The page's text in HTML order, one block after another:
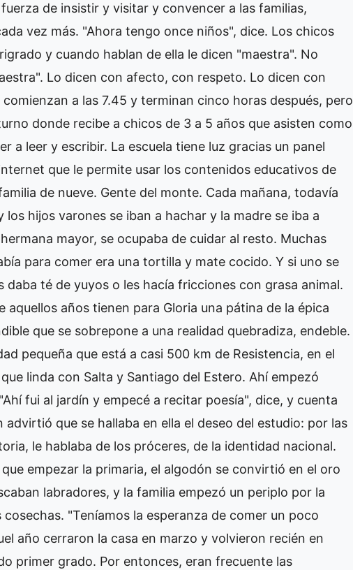
de insistir y visitar y convencer a las familias,
vez más. "Ahora tengo once niños", dice. Los chicos
y cuando hablan de ella le dicen "maestra". No
Lo dicen con afecto, con respeto. Lo dicen con
a las 7.45 y terminan cinco horas después, pero
donde recibe a chicos de 3 a 5 años que asisten como
a leer y escribir. La escuela tiene luz gracias un panel
que le permite usar los contenidos educativos de
de nueve. Gente del monte. Cada mañana, todavía
los hijos varones se iban a hachar y la madre se iba a
mayor, se ocupaba de cuidar al resto. Muchas
para comer era una tortilla y mate cocido. Y si uno se
daba té de yuyos o les hacía fricciones con grasa animal.
aquellos años tienen para Gloria una pátina de la épica
que se sobrepone a una realidad quebradiza, endeble.
pequeña que está a casi 500 km de Resistencia, en el
linda con Salta y Santiago del Estero. Ahí empezó
fui al jardín y empecé a recitar poesía", dice, y cuenta
advirtió que se hallaba en ella el deseo del estudio: por las
le hablaba de los próceres, de la identidad nacional.
empezar la primaria, el algodón se convirtió en el oro
labradores, y la familia empezó un periplo por la
"Teníamos la esperanza de comer un poco
año cerraron la casa en marzo y volvieron recién en
primer grado. Por entonces, eran frecuente las